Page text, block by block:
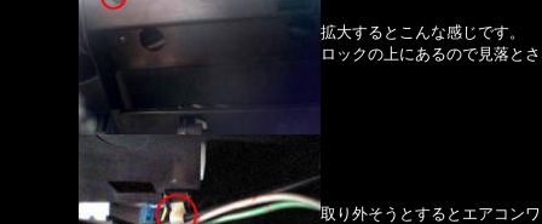
拡大するとこんな感じです。
ロックの上にあるので見落と
取り外そうとするとエアコン